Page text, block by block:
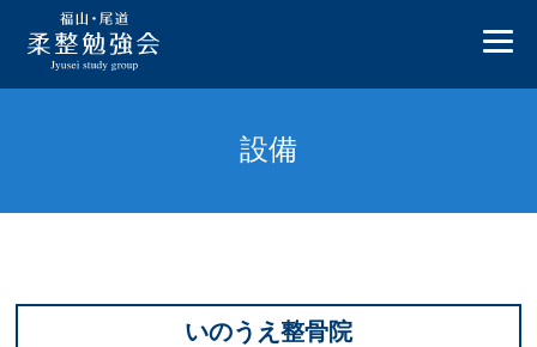
設備
いのうえ整骨院